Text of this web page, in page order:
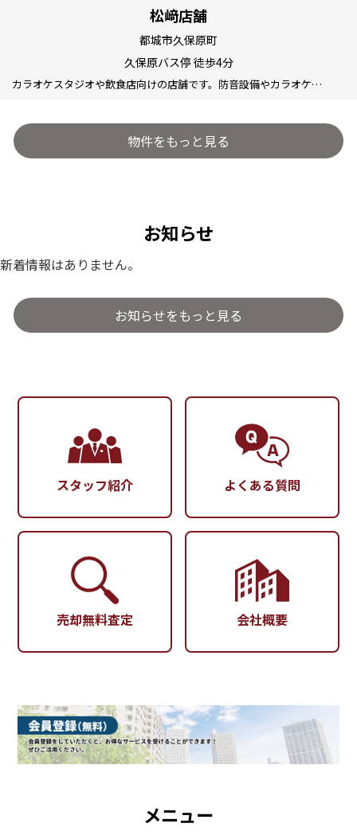
松﨑店舗
都城市久保原町
久保原バス停 徒歩4分
カラオケスタジオや飲食店向けの店舗です。防音設備やカラオケ…
物件をもっと見る
お知らせ
新着情報はありません。
お知らせをもっと見る
スタッフ紹介 よくある質問
売却無料査定 会社概要
メニュー